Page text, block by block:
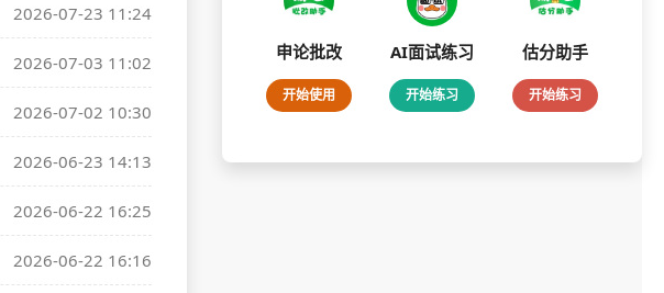
2026-07-23 11:24
2026-07-03 11:02
2026-07-02 10:30
2026-06-23 14:13
2026-06-22 16:25
2026-06-22 16:16
申论批改
开始使用
AI面试练习
开始练习
估分助手
开始练习